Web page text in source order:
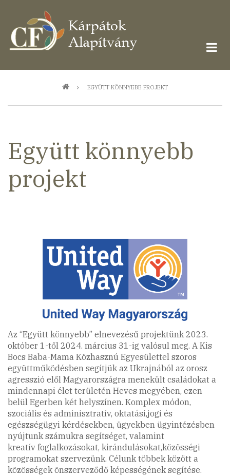
tartalomra
EGYÜTT KÖNNYEBB PROJEKT
Együtt könnyebb
projekt
Az “Együtt könnyebb” elnevezésű projektünk 2023.
október 1-től 2024. március 31-ig valósul meg. A Kis
Bocs Baba-Mama Közhasznú Egyesülettel szoros
együttműködésben segítjük az Ukrajnából az orosz
agresszió elől Magyarországra menekült családokat a
mindennapi élet területén Heves megyében, ezen
belül Egerben két helyszínen. Komplex módon,
szociális és adminisztratív, oktatási,jogi és
egészségügyi kérdésekben, ügyekben ügyintézésben
nyújtunk számukra segítséget, valamint
kreatív foglalkozásokat, kirándulásokat,közösségi
programokat szervezünk. Célunk többek között a
közösségek önszerveződő képességének segítése.